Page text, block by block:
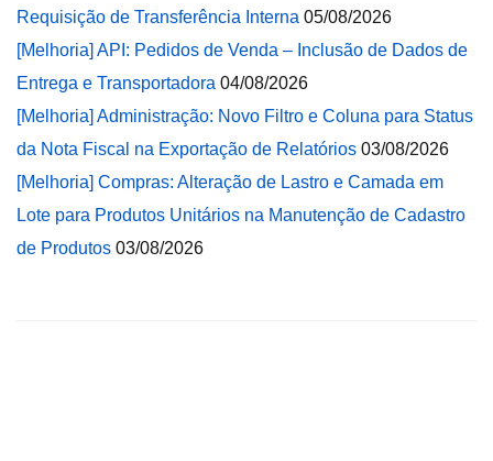
Requisição de Transferência Interna 05/08/2026
[Melhoria] API: Pedidos de Venda – Inclusão de Dados de
Entrega e Transportadora 04/08/2026
[Melhoria] Administração: Novo Filtro e Coluna para Status
da Nota Fiscal na Exportação de Relatórios 03/08/2026
[Melhoria] Compras: Alteração de Lastro e Camada em
Lote para Produtos Unitários na Manutenção de Cadastro
de Produtos 03/08/2026